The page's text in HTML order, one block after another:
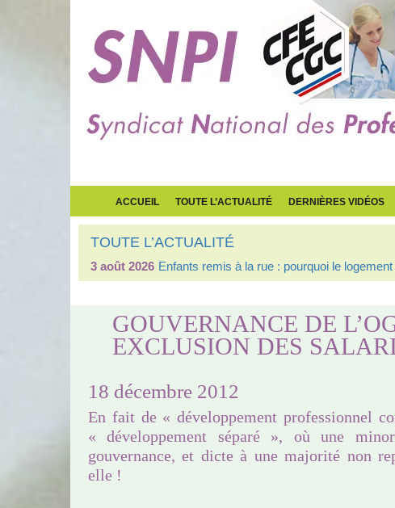
ACCUEIL TOUTE L’ACTUALITÉ DERNIÈRES VIDÉOS
TOUTE L’ACTUALITÉ
3 août 2026 Enfants remis à la rue : pourquoi le
GOUVERNANCE DE
EXCLUSION DES
18 décembre 2012
En fait de « développement professionnel
« développement séparé », où une
gouvernance, et dicte à une majorité non
elle !